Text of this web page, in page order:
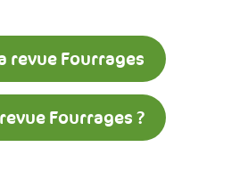
revue Fourrages
Fourrages ?